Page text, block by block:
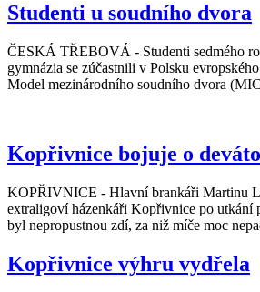
Studenti u soudního dvora
ČESKÁ TŘEBOVÁ - Studenti sedmého
gymnázia se zúčastnili v Polsku
Model mezinárodního soudního dvora
Kopřivnice bojuje o
KOPŘIVNICE - Hlavní brankáři Martinu
extraligoví házenkáři Kopřivnice po utkání
byl nepropustnou zdí, za niž míče moc
Kopřivnice výhru vydřela